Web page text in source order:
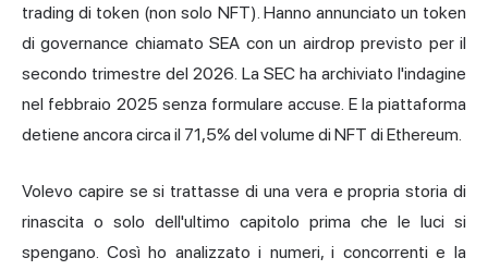
trading di token (non solo NFT). Hanno annunciato un token
di governance chiamato SEA con un airdrop previsto per il
secondo trimestre del 2026. La SEC ha archiviato l'indagine
nel febbraio 2025 senza formulare accuse. E la piattaforma
detiene ancora circa il 71,5% del volume di NFT di Ethereum.
Volevo capire se si trattasse di una vera e propria storia di
rinascita o solo dell'ultimo capitolo prima che le luci si
spengano. Così ho analizzato i numeri, i concorrenti e la